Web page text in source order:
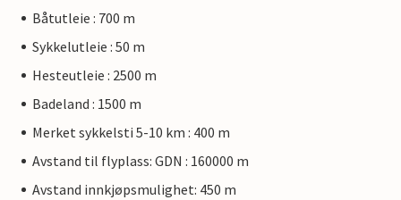
Båtutleie : 700 m
Sykkelutleie : 50 m
Hesteutleie : 2500 m
Badeland : 1500 m
Merket sykkelsti 5-10 km : 400 m
Avstand til flyplass: GDN : 160000 m
Avstand innkjøpsmulighet: 450 m